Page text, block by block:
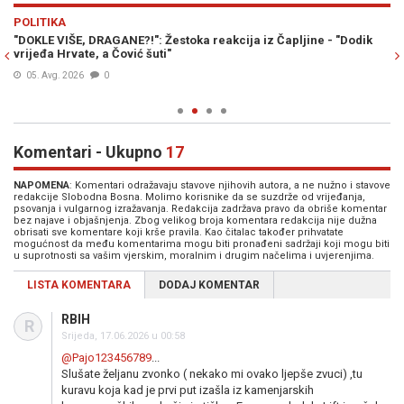
POLITIKA
"DOKLE VIŠE, DRAGANE?!": Žestoka reakcija iz Čapljine - "Dodik
vrijeđa Hrvate, a Čović šuti"
05. Avg. 2026 0
Komentari - Ukupno 17
NAPOMENA: Komentari odražavaju stavove njihovih autora, a ne nužno i stavove
redakcije Slobodna Bosna. Molimo korisnike da se suzdrže od vrijeđanja,
psovanja i vulgarnog izražavanja. Redakcija zadržava pravo da obriše komentar
bez najave i objašnjenja. Zbog velikog broja komentara redakcija nije dužna
obrisati sve komentare koji krše pravila. Kao čitalac također prihvatate
mogućnost da među komentarima mogu biti pronađeni sadržaji koji mogu biti
u suprotnosti sa vašim vjerskim, moralnim i drugim načelima i uvjerenjima.
LISTA KOMENTARA DODAJ KOMENTAR
R RBIH
Srijeda, 17.06.2026 u 00:58
@Pajo123456789...
Slušate željanu zvonko ( nekako mi ovako ljepše zvuci) ,tu
kuravu koja kad je prvi put izašla iz kamenjarskih